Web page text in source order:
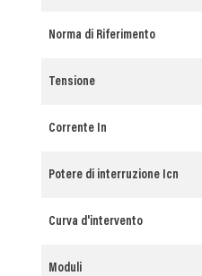
Norma di Riferimento
Tensione
Corrente In
Potere di interruzione Icn
Curva d'intervento
Moduli